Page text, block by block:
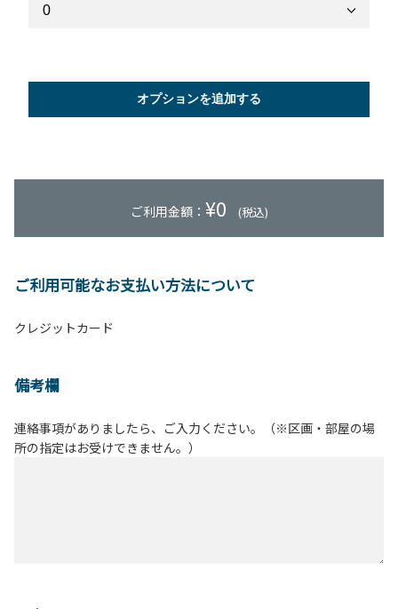
オプションを追加する
ご利用金額： ¥0 (税込)
ご利用可能なお支払い方法について
クレジットカード
備考欄
連絡事項がありましたら、ご入力ください。（※区画・部屋の場
所の指定はお受けできません。）